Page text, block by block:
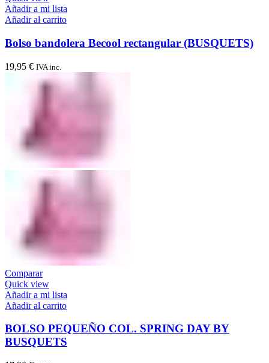
Añadir a mi lista
Añadir al carrito
Bolso bandolera Becool rectangular (BUSQUETS)
19,95 € IVA inc.
Comparar
Quick view
Añadir a mi lista
Añadir al carrito
BOLSO PEQUEÑO COL. SPRING DAY BY
BUSQUETS